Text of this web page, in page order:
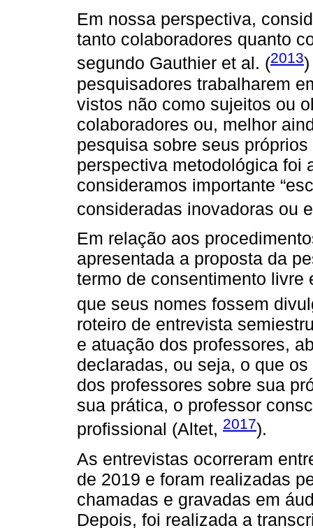
Em nossa perspectiva,
tanto colaboradores quanto
segundo Gauthier et al. (2013
pesquisadores trabalharem
vistos não como sujeitos ou
colaboradores ou, melhor
pesquisa sobre seus
perspectiva metodológica foi
consideramos importante
consideradas inovadoras ou
Em relação aos
apresentada a proposta da
termo de consentimento livre
que seus nomes fossem
roteiro de entrevista
e atuação dos professores,
declaradas, ou seja, o que
dos professores sobre sua
sua prática, o professor
profissional (Altet, 2017).
As entrevistas ocorreram
de 2019 e foram realizadas
chamadas e gravadas em
Depois, foi realizada a